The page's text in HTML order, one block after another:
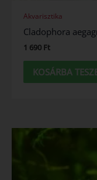
Akvarisztika
Cladophora
1 690 Ft
KOSÁRBA